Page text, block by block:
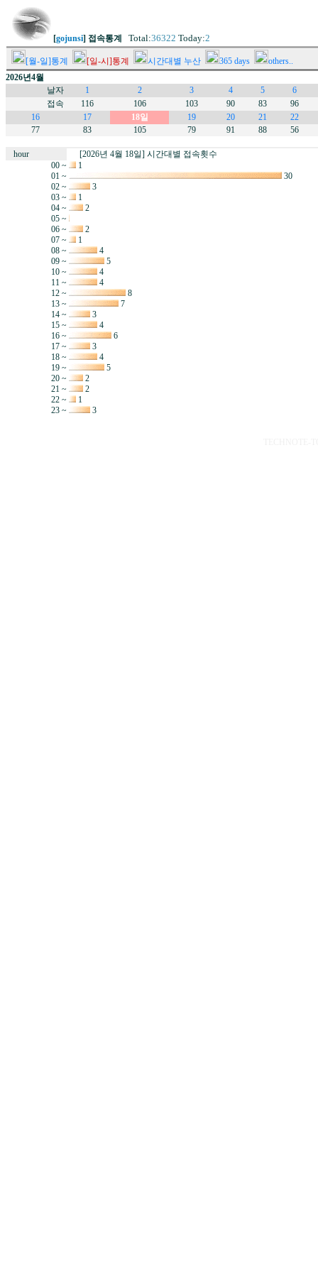
[gojunsi] 접속통계 Total:36322 Today:2
[월-일]통계 [일-시]통계 시간대별 누산 365 days
others..
2026년4월
날자
1 2 3 4 5
6
접속
116 106 103 90 83
96
16
17 18일 19 20 21
22
77
83 105 79 91 88 56
hour
[2026년 4월 18일] 시간대별 접속횟수
00 ~
1
01 ~
30
02 ~
3
03 ~
1
04 ~
2
05 ~
06 ~
2
07 ~
1
08 ~
4
09 ~
5
10 ~
4
11 ~
4
12 ~
8
13 ~
7
14 ~
3
15 ~
4
16 ~
6
17 ~
3
18 ~
4
19 ~
5
20 ~
2
21 ~
2
22 ~
1
23 ~
3